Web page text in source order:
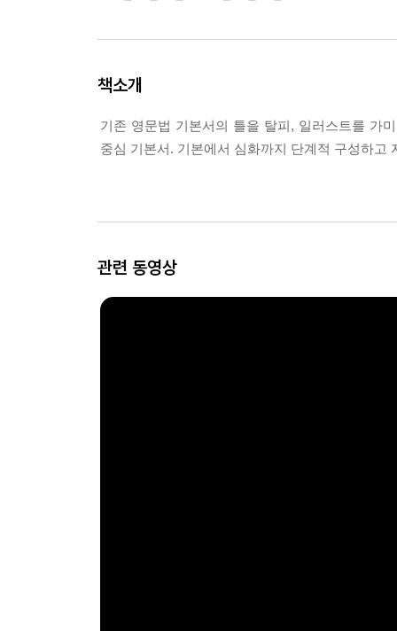
책소개
기존 영문법 기본서의 틀을 탈피, 일러스트를 가
중심 기본서. 기본에서 심화까지 단계적 구성하고
관련 동영상